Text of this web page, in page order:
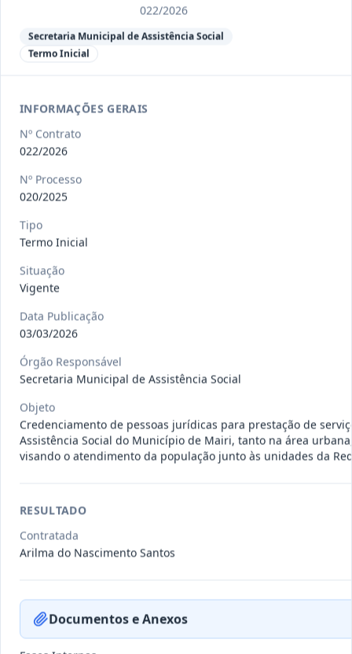
Inicial
Situação:
2023
Termo
Situação
011-
2023
Termo
Inicial
Contratação de empresa especializada
na realização de evento...
Situação: Encerrado Data:04/08/2026 Ver detalhes
010-
2023
Termo
Constitui o objeto do presente
Situação: Encerrado Ver detalhes
022/2026
Secretaria Municipal de Assistência Social
Termo Inicial
INFORMAÇÕES GERAIS
Nº Contrato
022/2026
Nº Processo
020/2025
Tipo
Termo Inicial
Situação
Vigente
Data Publicação
03/03/2026
Órgão Responsável
Secretaria Municipal de Assistência Social
Objeto
Credenciamento de pessoas jurídicas para prestação de
Assistência Social do Município de Mairi, tanto na área
visando o atendimento da população junto às unidades da
RESULTADO
Contratada
Arilma do Nascimento Santos
Documentos e Anexos